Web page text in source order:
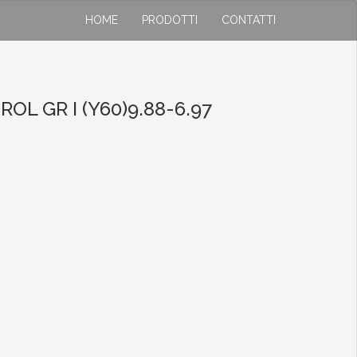
HOME PRODOTTI CONTATTI
GR I (Y60)9.88-6.97